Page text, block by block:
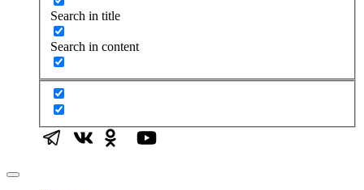
Search in title
Search in content